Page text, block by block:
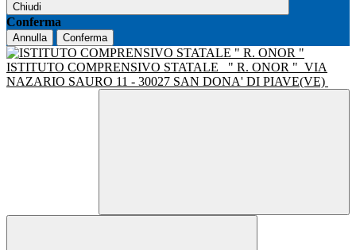
Chiudi
Conferma
Annulla Conferma
ISTITUTO COMPRENSIVO STATALE " R. ONOR " VIA
NAZARIO SAURO 11 - 30027 SAN DONA' DI PIAVE(VE)